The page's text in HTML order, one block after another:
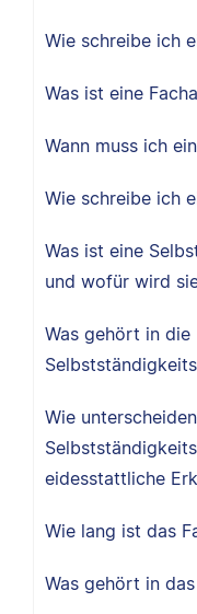
Wie schreibe ich
Was ist eine
Wann muss ich
Wie schreibe ich
Was ist eine
und wofür wird
Was gehört in die
Wie
eidesstattliche
Wie lang ist das
Was gehört in